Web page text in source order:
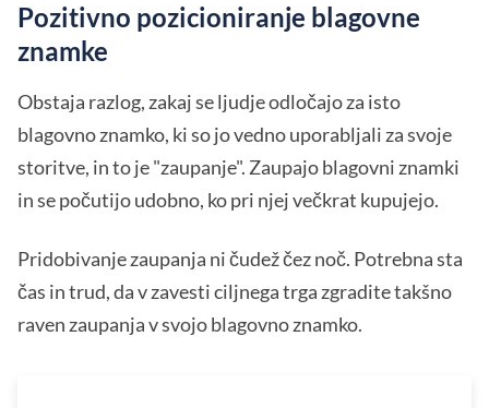
Pozitivno pozicioniranje blagovne
znamke
Obstaja razlog, zakaj se ljudje odločajo za isto
blagovno znamko, ki so jo vedno uporabljali za svoje
storitve, in to je "zaupanje". Zaupajo blagovni znamki
in se počutijo udobno, ko pri njej večkrat kupujejo.
Pridobivanje zaupanja ni čudež čez noč. Potrebna sta
čas in trud, da v zavesti ciljnega trga zgradite takšno
raven zaupanja v svojo blagovno znamko.